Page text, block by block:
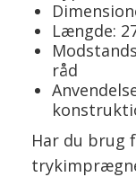
Længde:
råd
Har du brug